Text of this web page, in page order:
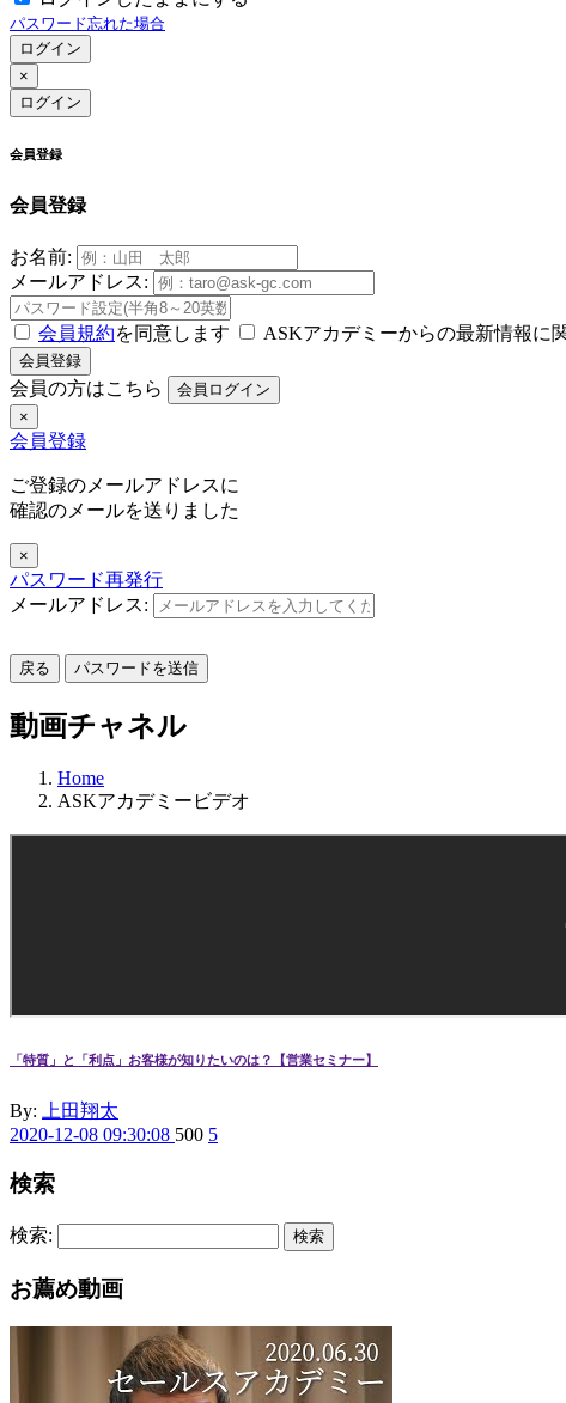
パスワード忘れた場合
ログイン
×
ログイン
会員登録
会員登録
お名前:
メールアドレス:
会員規約を同意します ASKアカデミーからの最新情報に
会員登録
会員の方はこちら
会員ログイン
×
会員登録
ご登録のメールアドレスに
確認のメールを送りました
×
パスワード再発行
メールアドレス:
戻る パスワードを送信
動画チャネル
Home
ASKアカデミービデオ
「特質」と「利点」お客様が知りたいのは？【営業セミナー】
By: 上田翔太
2020-12-08 09:30:08 500 5
検索
検索: 検索
お薦め動画